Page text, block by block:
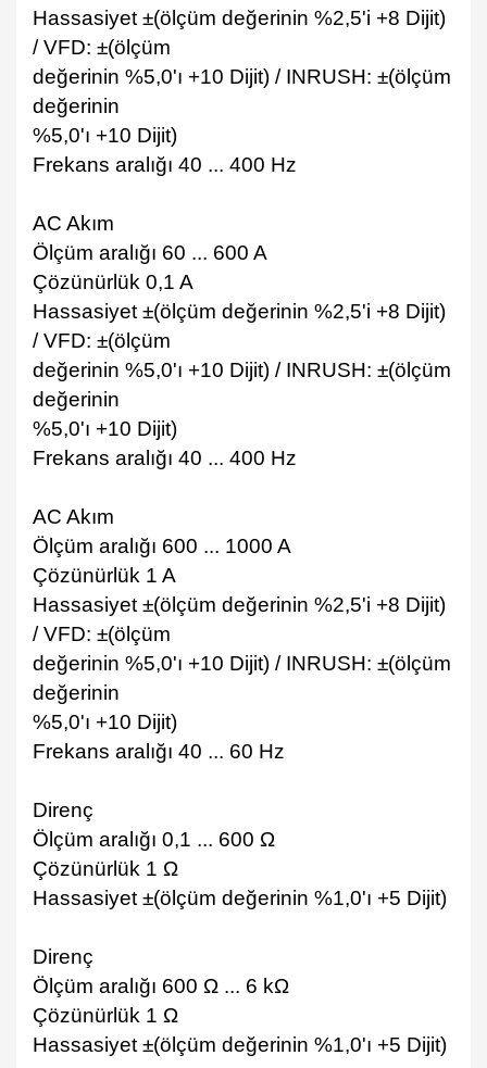
Hassasiyet ±(ölçüm değerinin %2,5'i +8 Dijit)
/ VFD: ±(ölçüm
değerinin %5,0'ı +10 Dijit) / INRUSH: ±(ölçüm
değerinin
%5,0'ı +10 Dijit)
Frekans aralığı 40 ... 400 Hz
AC Akım
Ölçüm aralığı 60 ... 600 A
Çözünürlük 0,1 A
Hassasiyet ±(ölçüm değerinin %2,5'i +8 Dijit)
/ VFD: ±(ölçüm
değerinin %5,0'ı +10 Dijit) / INRUSH: ±(ölçüm
değerinin
%5,0'ı +10 Dijit)
Frekans aralığı 40 ... 400 Hz
AC Akım
Ölçüm aralığı 600 ... 1000 A
Çözünürlük 1 A
Hassasiyet ±(ölçüm değerinin %2,5'i +8 Dijit)
/ VFD: ±(ölçüm
değerinin %5,0'ı +10 Dijit) / INRUSH: ±(ölçüm
değerinin
%5,0'ı +10 Dijit)
Frekans aralığı 40 ... 60 Hz
Direnç
Ölçüm aralığı 0,1 ... 600 Ω
Çözünürlük 1 Ω
Hassasiyet ±(ölçüm değerinin %1,0'ı +5 Dijit)
Direnç
Ölçüm aralığı 600 Ω ... 6 kΩ
Çözünürlük 1 Ω
Hassasiyet ±(ölçüm değerinin %1,0'ı +5 Dijit)